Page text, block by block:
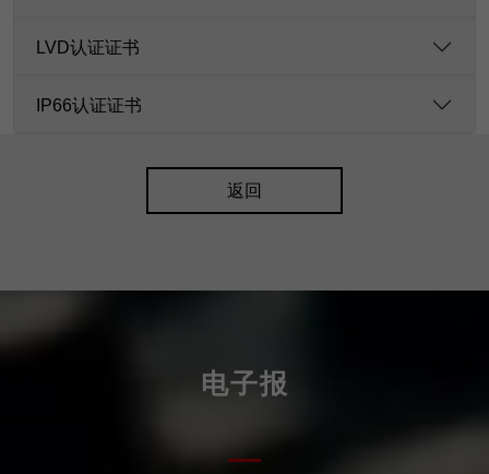
LVD认证证书
IP66认证证书
返回
电子报